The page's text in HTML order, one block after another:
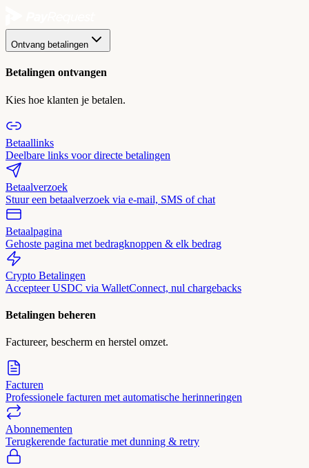
Ontvang betalingen
Betalingen ontvangen
Kies hoe klanten je betalen.
Betaallinks
Deelbare links voor directe betalingen
Betaalverzoek
Stuur een betaalverzoek via e-mail, SMS of chat
Betaalpagina
Gehoste pagina met bedragknoppen & elk bedrag
Crypto Betalingen
Accepteer USDC via WalletConnect, nul chargebacks
Betalingen beheren
Factureer, bescherm en herstel omzet.
Facturen
Professionele facturen met automatische herinneringen
Abonnementen
Terugkerende facturatie met dunning & retry